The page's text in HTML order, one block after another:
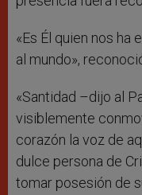
«Es Él quien nos ha
al mundo»,
«Santidad –dijo al
visiblemente
corazón la voz de
dulce persona de
tomar posesión de